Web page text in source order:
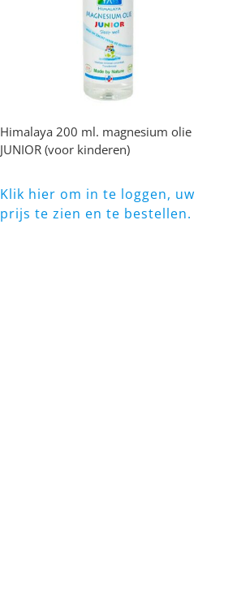
Himalaya 200 ml. magnesium olie
JUNIOR (voor kinderen)
Klik hier om in te loggen, uw
prijs te zien en te bestellen.